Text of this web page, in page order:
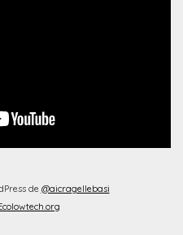
de @aicragellebasi